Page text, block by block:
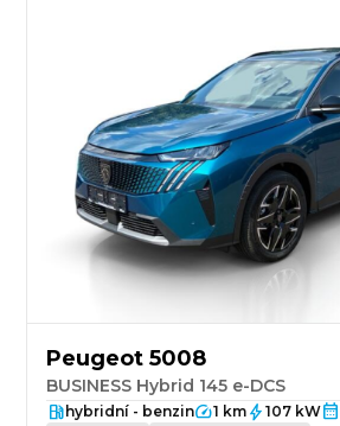
Peugeot 5008
BUSINESS Hybrid 145 e-DCS
hybridní - benzin 1 km 107 kW